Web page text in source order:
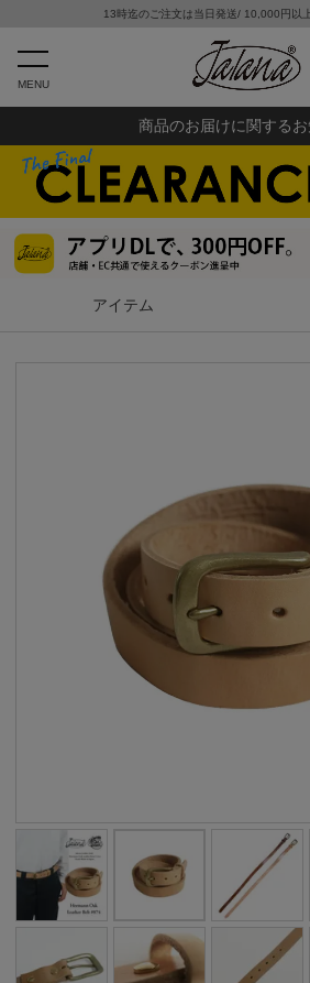
13時迄のご注文は当日発送/ 10,000円以
MENU
商品のお届けに関する
アイテム